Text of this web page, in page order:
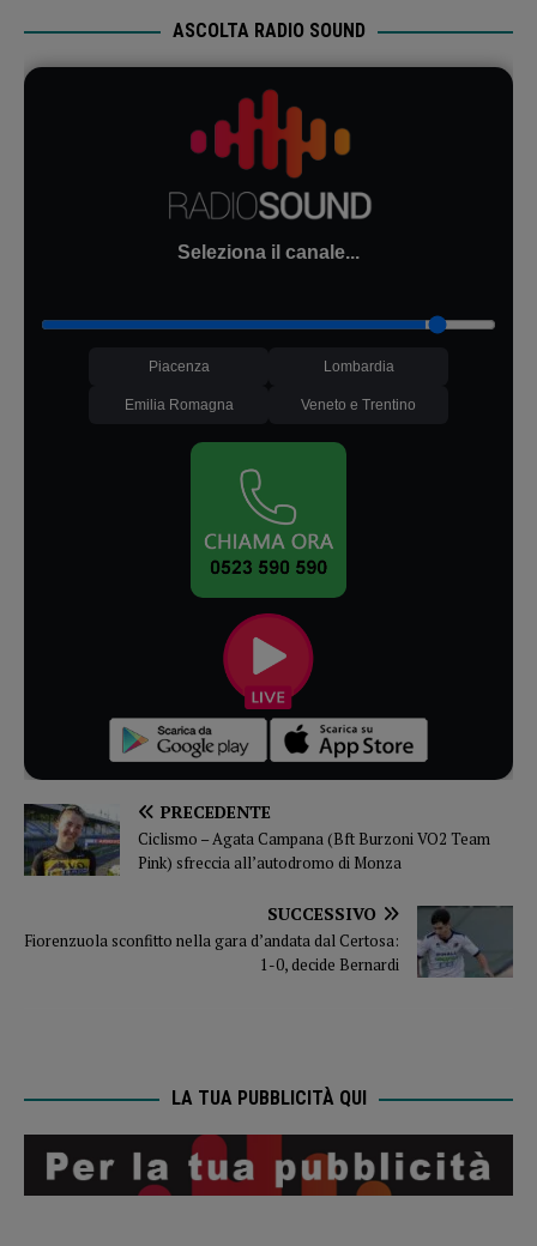
ASCOLTA RADIO SOUND
Seleziona il canale...
Piacenza Lombardia
Emilia Romagna Veneto e Trentino
PRECEDENTE
Ciclismo – Agata Campana (Bft Burzoni VO2 Team
Pink) sfreccia all’autodromo di Monza
SUCCESSIVO
Fiorenzuola sconfitto nella gara d’andata dal Certosa:
1-0, decide Bernardi
LA TUA PUBBLICITÀ QUI